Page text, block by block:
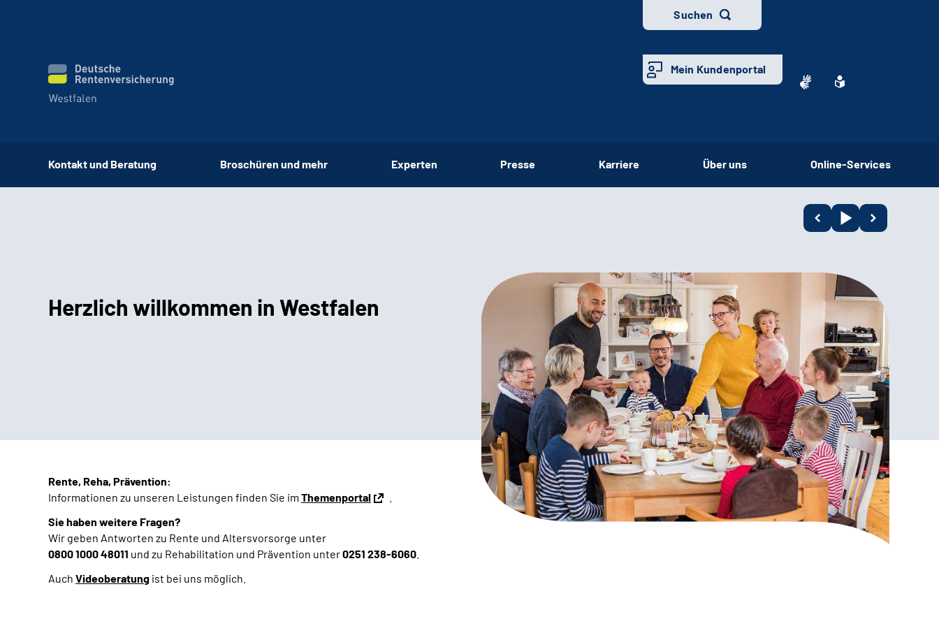
Suchen
Mein Kundenportal
Kontakt und Beratung Broschüren und mehr Experten Presse Karriere Über uns Online-Services
Herzlich willkommen in Westfalen
Rente, Reha, Prävention:
Informationen zu unseren Leistungen finden Sie im Themenportal
Sie haben weitere Fragen?
Wir geben Antworten zu Rente und Altersvorsorge unter
0800 1000 48011 und zu Rehabilitation und Prävention unter0251 238-6060
Auch Videoberatung ist bei uns möglich.